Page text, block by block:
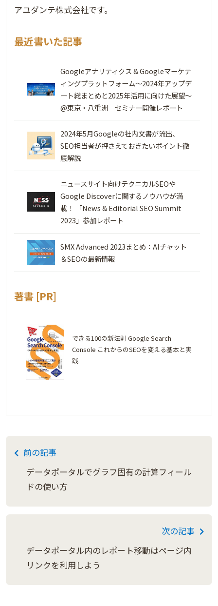
アユダンテ株式会社です。
最近書いた記事
Googleアナリティクス & Googleマーケテ
ィングプラットフォーム～2024年アップデ
ート総まとめと2025年活用に向けた展望～
@東京・八重洲 セミナー開催レポート
2024年5月Googleの社内文書が流出、
SEO担当者が押さえておきたいポイント徹
底解説
ニュースサイト向けテクニカルSEOや
Google Discoverに関するノウハウが満
載！ 「News & Editorial SEO Summit
2023」参加レポート
SMX Advanced 2023まとめ：AIチャット
＆SEOの最新情報
著書 [PR]
できる100の新法則 Google Search
Console これからのSEOを変える基本と実
践
前の記事
データポータルでグラフ固有の計算フィール
ドの使い方
次の記事
データポータル内のレポート移動はページ内
リンクを利用しよう